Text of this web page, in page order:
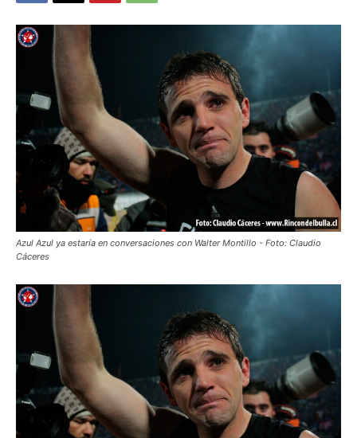
Azul Azul ya estaría en conversaciones con Walter Montillo - Foto: Claudio
Cáceres